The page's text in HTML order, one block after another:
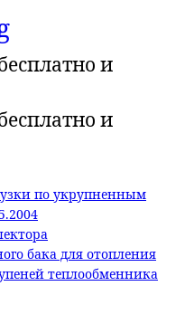
и
и
по укрупненным
бака для отопления
теплообменника